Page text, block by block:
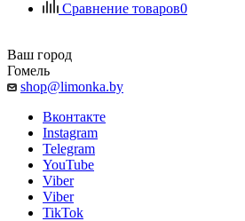
Сравнение товаров0
Ваш город
Гомель
shop@limonka.by
Вконтакте
Instagram
Telegram
YouTube
Viber
Viber
TikTok